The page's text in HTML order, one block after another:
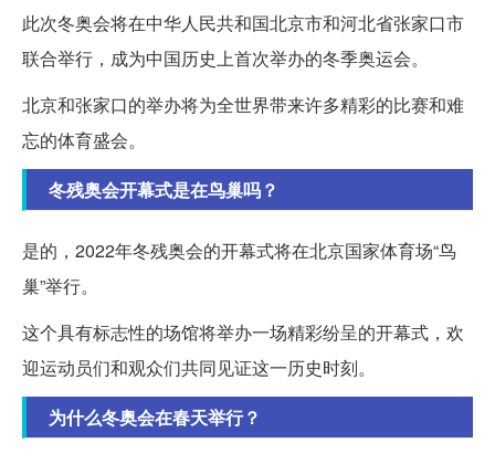
此次冬奥会将在中华人民共和国北京市和河北省张家口市
联合举行，成为中国历史上首次举办的冬季奥运会。
北京和张家口的举办将为全世界带来许多精彩的比赛和难
忘的体育盛会。
冬残奥会开幕式是在鸟巢吗？
是的，2022年冬残奥会的开幕式将在北京国家体育场“鸟
巢”举行。
这个具有标志性的场馆将举办一场精彩纷呈的开幕式，欢
迎运动员们和观众们共同见证这一历史时刻。
为什么冬奥会在春天举行？